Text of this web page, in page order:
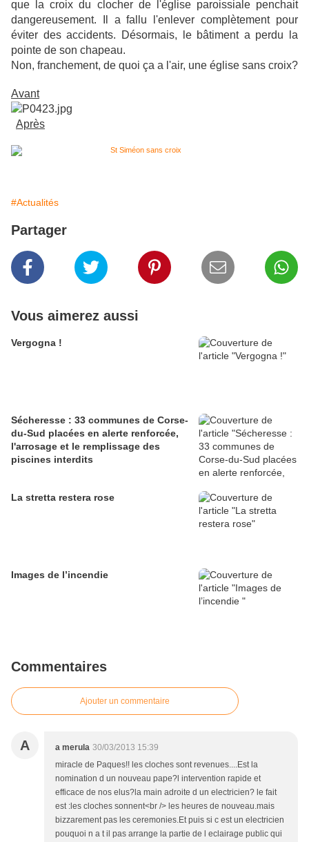
que la croix du clocher de l'église paroissiale penchait
dangereusement. Il a fallu l'enlever complètement pour
éviter des accidents. Désormais, le bâtiment a perdu la
pointe de son chapeau.
Non, franchement, de quoi ça a l'air, une église sans croix?
Avant
Après
#Actualités
Partager
Vous aimerez aussi
Vergogna !
Sécheresse : 33 communes de Corse-
du-Sud placées en alerte renforcée,
l'arrosage et le remplissage des
piscines interdits
La stretta restera rose
Images de l’incendie
Commentaires
Ajouter un commentaire
A a merula 30/03/2013 15:39
miracle de Paques!! les cloches sont revenues....Est la
nomination d un nouveau pape?l intervention rapide et
efficace de nos elus?la main adroite d un electricien? le fait
est :les cloches sonnent<br /> les heures de nouveau.mais
bizzarement pas les ceremonies.Et puis si c est un electricien
pouquoi n a t il pas arrange la partie de l eclairage public qui